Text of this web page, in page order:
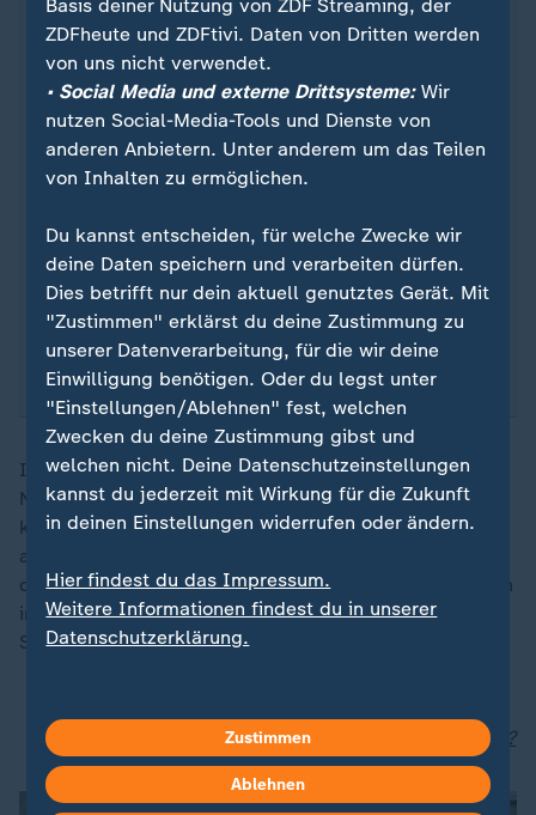
... ist Vorsitzender der Münchner
Sicherheitskonferenz. Zuvor arbeitete Ischinger als
Staatssekretär im Auswärtigen Amt und deutscher
Botschafter in Washington und London.
Insgesamt sehe er eine "neue transatlantische
Normalität", sagte Ischinger im ZDF. "Aber ich sehe
kein einziges Indiz für eine Konzessionsbereitschaft
auf russischer Seite. Mit anderen Worten: Wir sind auf
dem Weg vom Krieg zum Frieden weder in Alaska noch
in Washington wirklich einen konkreten wesentlichen
Schritt vorwärts gekommen."
Sicherheit für die Ukraine: Wie kann das aussehen?
Basis deiner Nutzung von ZDF Streaming, der
ZDFheute und ZDFtivi. Daten von Dritten werden
von uns nicht verwendet.
• Social Media und externe Drittsysteme:Wir
nutzen Social-Media-Tools und Dienste von
anderen Anbietern. Unter anderem um das Teilen
von Inhalten zu ermöglichen.
Du kannst entscheiden, für welche Zwecke wir
deine Daten speichern und verarbeiten dürfen.
Dies betrifft nur dein aktuell genutztes Gerät. Mit
"Zustimmen" erklärst du deine Zustimmung zu
unserer Datenverarbeitung, für die wir deine
Einwilligung benötigen. Oder du legst unter
"Einstellungen/Ablehnen" fest, welchen
Zwecken du deine Zustimmung gibst und
welchen nicht. Deine Datenschutzeinstellungen
kannst du jederzeit mit Wirkung für die Zukunft
in deinen Einstellungen widerrufen oder ändern.
Hier findest du das Impressum.
Weitere Informationen findest du in unserer
Datenschutzerklärung.
Zustimmen
Ablehnen